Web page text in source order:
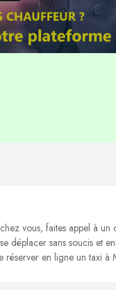
vous, faites appel à un
déplacer sans soucis et
réserver en ligne un taxi